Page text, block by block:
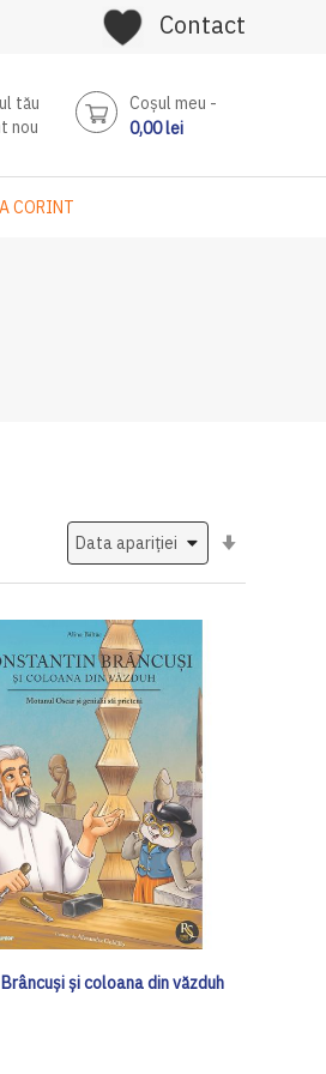
Contact
tău
nou
Coşul meu
0,00 lei
CORINT
și coloana din văzduh